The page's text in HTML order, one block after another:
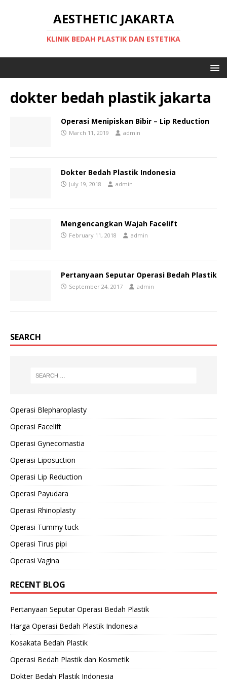
AESTHETIC JAKARTA
KLINIK BEDAH PLASTIK DAN ESTETIKA
dokter bedah plastik jakarta
Operasi Menipiskan Bibir – Lip Reduction
March 11, 2019 admin
Dokter Bedah Plastik Indonesia
July 19, 2018 admin
Mengencangkan Wajah Facelift
February 11, 2018 admin
Pertanyaan Seputar Operasi Bedah Plastik
September 24, 2017 admin
SEARCH
Operasi Blepharoplasty
Operasi Facelift
Operasi Gynecomastia
Operasi Liposuction
Operasi Lip Reduction
Operasi Payudara
Operasi Rhinoplasty
Operasi Tummy tuck
Operasi Tirus pipi
Operasi Vagina
RECENT BLOG
Pertanyaan Seputar Operasi Bedah Plastik
Harga Operasi Bedah Plastik Indonesia
Kosakata Bedah Plastik
Operasi Bedah Plastik dan Kosmetik
Dokter Bedah Plastik Indonesia